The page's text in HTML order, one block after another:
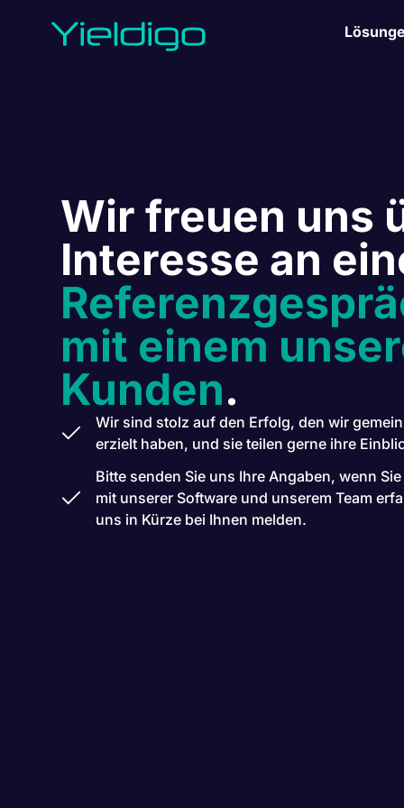
Wir freuen uns
Interesse an
mit einem
Kunden.
Wir sind stolz auf den Erfolg, den wir
erzielt haben, und sie teilen gerne ihre
Bitte senden Sie uns Ihre Angaben, wenn
mit unserer Software und unserem Team
uns in Kürze bei Ihnen melden.